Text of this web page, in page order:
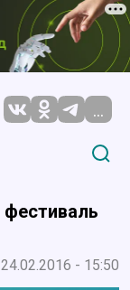
...
24.02.2016 - 15:50